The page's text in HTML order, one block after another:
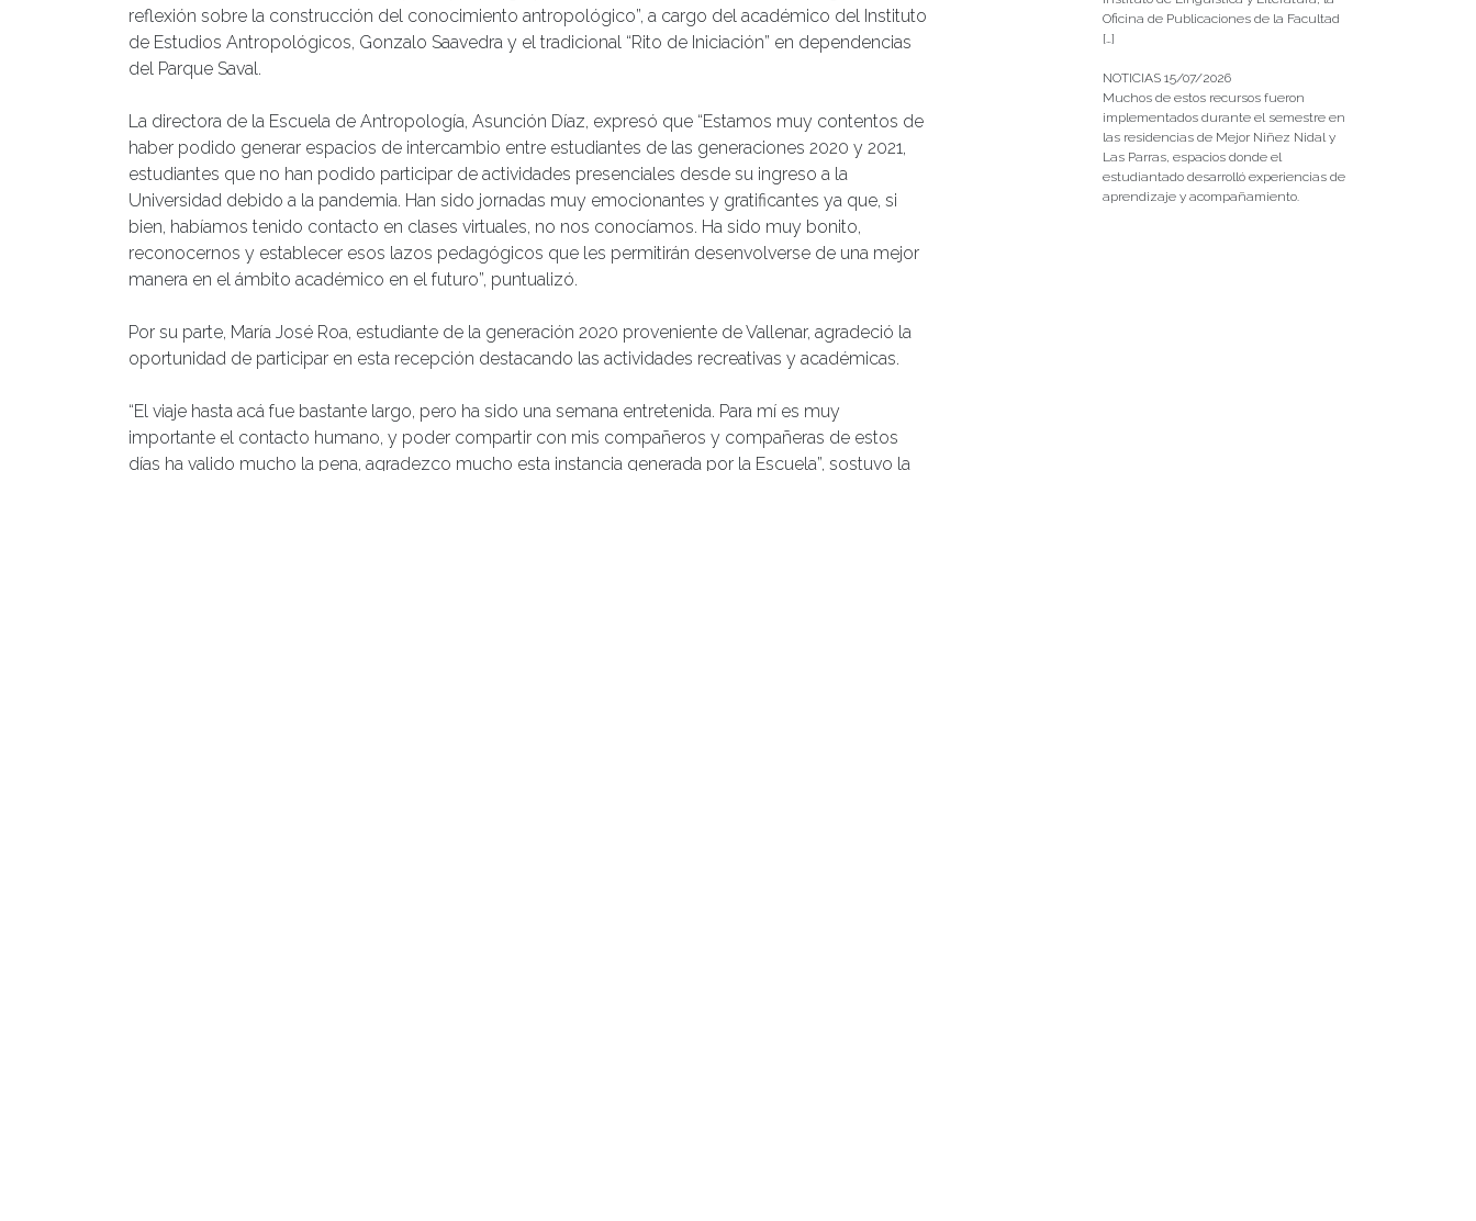
reflexión sobre la construcción del conocimiento antropológico”, a cargo del académico del Instituto
de Estudios Antropológicos, Gonzalo Saavedra y el tradicional “Rito de Iniciación” en dependencias
del Parque Saval.
La directora de la Escuela de Antropología, Asunción Díaz, expresó que “Estamos muy contentos de
haber podido generar espacios de intercambio entre estudiantes de las generaciones 2020 y 2021,
estudiantes que no han podido participar de actividades presenciales desde su ingreso a la
Universidad debido a la pandemia. Han sido jornadas muy emocionantes y gratificantes ya que, si
bien, habíamos tenido contacto en clases virtuales, no nos conocíamos. Ha sido muy bonito,
reconocernos y establecer esos lazos pedagógicos que les permitirán desenvolverse de una mejor
manera en el ámbito académico en el futuro”, puntualizó.
Por su parte, María José Roa, estudiante de la generación 2020 proveniente de Vallenar, agradeció la
oportunidad de participar en esta recepción destacando las actividades recreativas y académicas.
“El viaje hasta acá fue bastante largo, pero ha sido una semana entretenida. Para mí es muy
importante el contacto humano, y poder compartir con mis compañeros y compañeras de estos
días ha valido mucho la pena, agradezco mucho esta instancia generada por la Escuela”, sostuvo la
Oficina de Publicaciones de la Facultad
[…]
NOTICIAS 15/07/2026
Muchos de estos recursos fueron
implementados durante el semestre en
las residencias de Mejor Niñez Nidal y
Las Parras, espacios donde el
estudiantado desarrolló experiencias de
aprendizaje y acompañamiento.